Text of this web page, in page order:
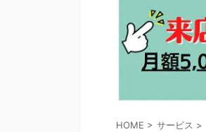
HOME > サービス >